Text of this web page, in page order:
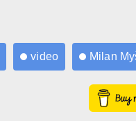
video Milan